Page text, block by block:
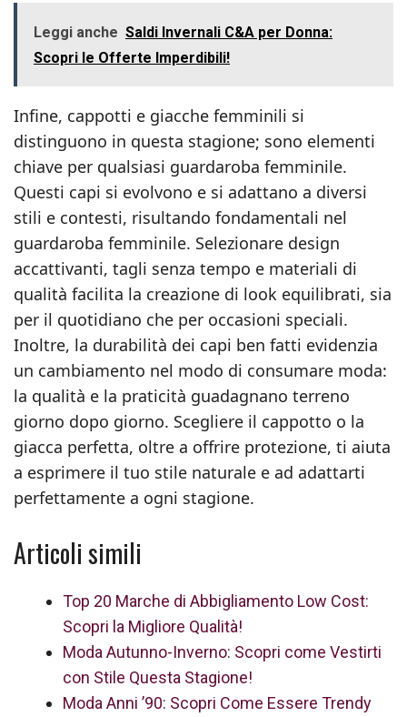
Leggi anche Saldi Invernali C&A per Donna:
Scopri le Offerte Imperdibili!
Infine, cappotti e giacche femminili si
distinguono in questa stagione; sono elementi
chiave per qualsiasi guardaroba femminile.
Questi capi si evolvono e si adattano a diversi
stili e contesti, risultando fondamentali nel
guardaroba femminile. Selezionare design
accattivanti, tagli senza tempo e materiali di
qualità facilita la creazione di look equilibrati, sia
per il quotidiano che per occasioni speciali.
Inoltre, la durabilità dei capi ben fatti evidenzia
un cambiamento nel modo di consumare moda:
la qualità e la praticità guadagnano terreno
giorno dopo giorno. Scegliere il cappotto o la
giacca perfetta, oltre a offrire protezione, ti aiuta
a esprimere il tuo stile naturale e ad adattarti
perfettamente a ogni stagione.
Articoli simili
Top 20 Marche di Abbigliamento Low Cost:
Scopri la Migliore Qualità!
Moda Autunno-Inverno: Scopri come Vestirti
con Stile Questa Stagione!
Moda Anni ’90: Scopri Come Essere Trendy